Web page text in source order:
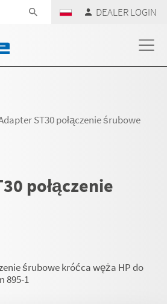
DEALER LOGIN
ST30 połączenie śrubowe
połączenie
śrubowe króćca węża HP do
895-1